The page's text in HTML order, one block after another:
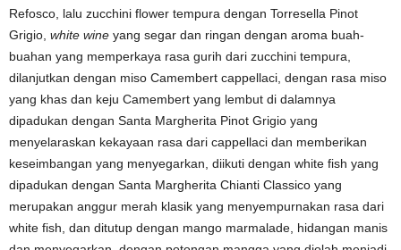
Refosco, lalu zucchini flower tempura dengan Torresella Pinot
Grigio, white wine yang segar dan ringan dengan aroma buah-
buahan yang memperkaya rasa gurih dari zucchini tempura,
dilanjutkan dengan miso Camembert cappellaci, dengan rasa miso
yang khas dan keju Camembert yang lembut di dalamnya
dipadukan dengan Santa Margherita Pinot Grigio yang
menyelaraskan kekayaan rasa dari cappellaci dan memberikan
keseimbangan yang menyegarkan, diikuti dengan white fish yang
dipadukan dengan Santa Margherita Chianti Classico yang
merupakan anggur merah klasik yang menyempurnakan rasa dari
white fish, dan ditutup dengan mango marmalade, hidangan manis